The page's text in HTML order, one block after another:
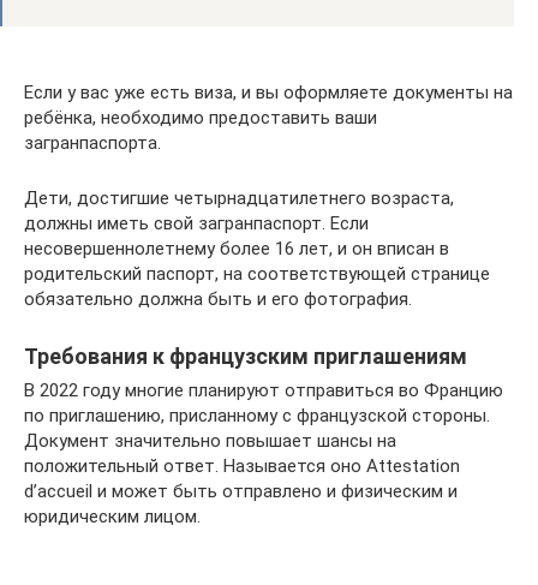
Если у вас уже есть виза, и вы оформляете документы на
ребёнка, необходимо предоставить ваши
загранпаспорта.
Дети, достигшие четырнадцатилетнего возраста,
должны иметь свой загранпаспорт. Если
несовершеннолетнему более 16 лет, и он вписан в
родительский паспорт, на соответствующей странице
обязательно должна быть и его фотография.
Требования к французским приглашениям
В 2022 году многие планируют отправиться во Францию
по приглашению, присланному с французской стороны.
Документ значительно повышает шансы на
положительный ответ. Называется оно Attestation
d’accueil и может быть отправлено и физическим и
юридическим лицом.